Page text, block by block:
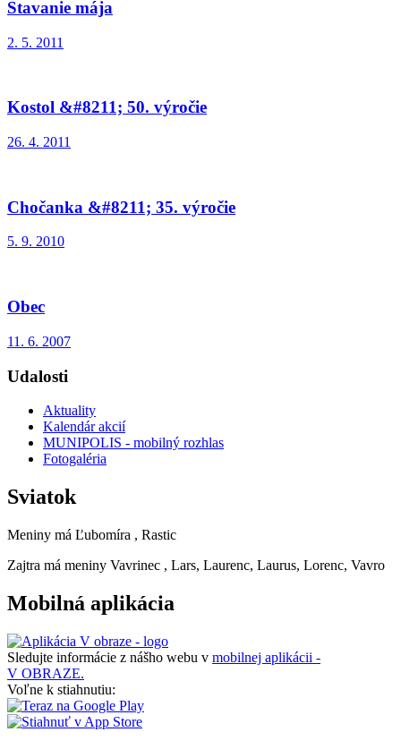
Stavanie mája
2. 5. 2011
Kostol &#8211; 50. výročie
26. 4. 2011
Chočanka &#8211; 35. výročie
5. 9. 2010
Obec
11. 6. 2007
Udalosti
Aktuality
Kalendár akcií
MUNIPOLIS - mobilný rozhlas
Fotogaléria
Sviatok
Meniny má Ľubomíra , Rastic
Zajtra má meniny Vavrinec , Lars, Laurenc, Laurus, Lorenc, Vavro
Mobilná aplikácia
Sledujte informácie z nášho webu v mobilnej aplikácii -
V OBRAZE.
Voľne k stiahnutiu: